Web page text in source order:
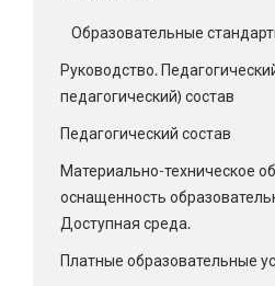
Образовательные
Руководство.
педагогический) состав
Педагогический состав
Материально-техническое
оснащенность
Доступная среда.
Платные образовательные